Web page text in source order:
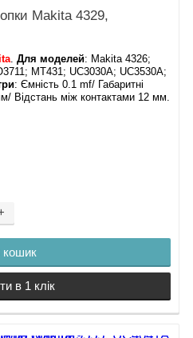
Makita 4329,
.Для моделей: Makita 4326;
MT431; UC3030A; UC3530A;
: Ємність 0.1 mf/ Габаритні
Відстань між контактами 12 мм.
кошик
в 1 клік